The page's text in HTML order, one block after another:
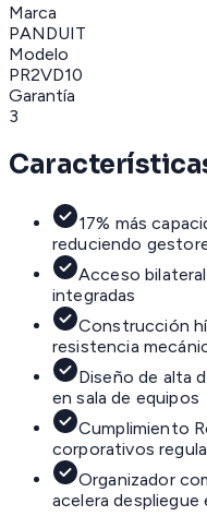
Marca
PANDUIT
Modelo
PR2VD10
Garantía
3
17% más
reduciendo
Acceso
integradas
Construcción
resistencia
Diseño de alta
en sala de equipos
Cumplimiento
corporativos
Organizador
acelera despliegue